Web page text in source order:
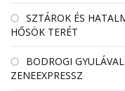
SZTÁROK ÉS
HŐSÖK TERÉT
BODROGI
ZENEEXPRESSZ